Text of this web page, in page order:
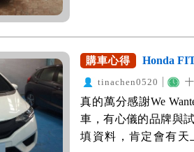
才知道他憑著誠懇的
很實惠。跟他買車，
紅色燈籠襯托著紅色
並用我的紅色Swift祝
Top Safety Pick+、
項： 看～真的很厲害
與Outlander的人車之
家大小了；有人說新
得這樣憨厚的車頭表
我，因為新稅制的關
經思量，打算先退訂
格也很優惠，跟業代
馬就牽一台新車回家
安符，也因為答應
綿，沒有拍得很漂亮
購車心得 Honda
tinachen0520
真的萬分感謝We
車，有心儀的品牌與
填資料，肯定會有